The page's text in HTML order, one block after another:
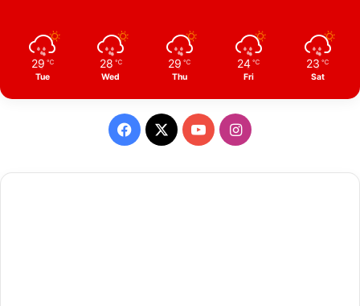
29 ℃
Tue
28 ℃
Wed
29 ℃
Thu
24 ℃
Fri
23 ℃
Sat
Facebook
X YouTubeInstagram